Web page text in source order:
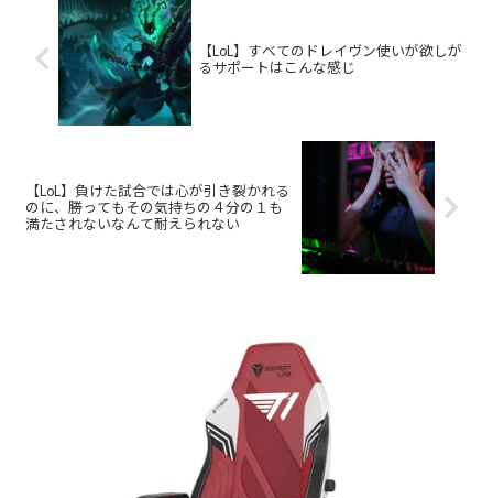
【LoL】すべてのドレイヴン使いが欲しが
るサポートはこんな感じ
【LoL】負けた試合では心が引き裂かれる
のに、勝ってもその気持ちの４分の１も
満たされないなんて耐えられない